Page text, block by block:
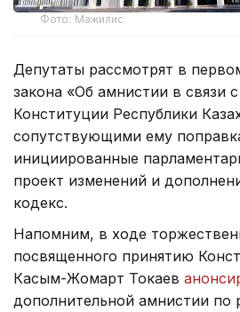
Фото: Мажилис
Депутаты рассмотрят в
закона «Об амнистии в связи
Конституции Республики
сопутствующими ему
инициированные
проект изменений и
кодекс.
Напомним, в ходе
посвященного принятию
Касым-Жомарт Токаев
дополнительной амнистии по